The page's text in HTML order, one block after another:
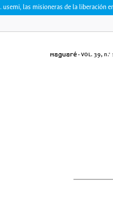
las misioneras de la liberación